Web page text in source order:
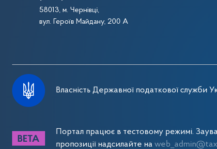
58013, м. Чернівці,
вул. Героїв Майдану, 200 А
Власність Державної податкової служби
Портал працює в тестовому режимі.
пропозиції надсилайте на